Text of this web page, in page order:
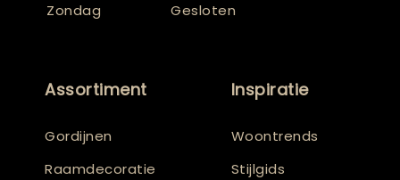
Zondag
Gesloten
Assortiment
Gordijnen
Raamdecoratie
Inspiratie
Woontrends
Stijlgids